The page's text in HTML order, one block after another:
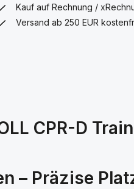
Kauf auf Rechnung /
Versand ab 250 EUR
CPR-D
– Präzise